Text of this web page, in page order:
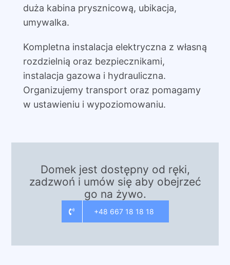
duża kabina prysznicową, ubikacja,
umywalka.
Kompletna instalacja elektryczna z własną
rozdzielnią oraz bezpiecznikami,
instalacja gazowa i hydrauliczna.
Organizujemy transport oraz pomagamy
w ustawieniu i wypoziomowaniu.
Domek jest dostępny od ręki,
zadzwoń i umów się aby obejrzeć
go na żywo.
+48 667 18 18 18